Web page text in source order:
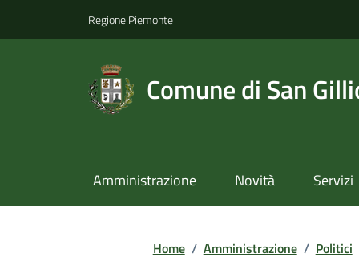
Regione Piemonte
Comune di San
Amministrazione Novità Servizi
Home / Amministrazione / Politici